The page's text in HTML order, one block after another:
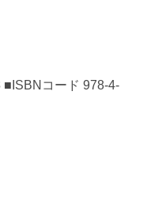
コード 978-4-